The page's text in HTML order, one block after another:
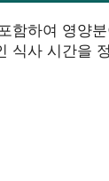
함하여 영양
식사 시간을